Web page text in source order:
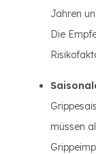
Jahren
Die
müssen